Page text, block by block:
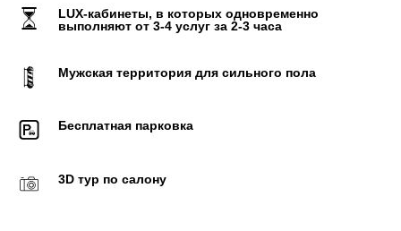
LUX-кабинеты, в которых одновременно
выполняют от 3-4 услуг за 2-3 часа
Мужская территория для сильного пола
Бесплатная парковка
3D тур по салону